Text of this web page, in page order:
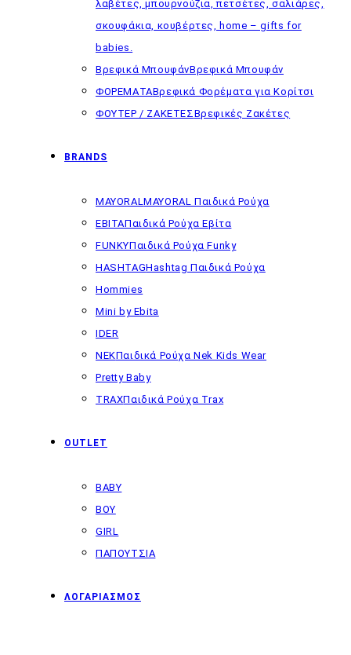
λαβέτες, μπουρνούζια, πετσέτες, σαλιάρες,
σκουφάκια, κουβέρτες, home – gifts for
babies.
Βρεφικά ΜπουφάνΒρεφικά Μπουφάν
ΦΟΡΕΜΑΤΑΒρεφικά Φορέματα για Κορίτσι
ΦΟΥΤΕΡ / ΖΑΚΕΤΕΣΒρεφικές Ζακέτες
BRANDS
MAYORALMAYORAL Παιδικά Ρούχα
EBITAΠαιδικά Ρούχα Εβίτα
FUNKYΠαιδικά Ρούχα Funky
HASHTAGHashtag Παιδικά Ρούχα
Hommies
Mini by Ebita
IDER
NEKΠαιδικά Ρούχα Nek Kids Wear
Pretty Baby
TRAXΠαιδικά Ρούχα Trax
OUTLET
BABY
BOY
GIRL
ΠΑΠΟΥΤΣΙΑ
ΛΟΓΑΡΙΑΣΜΟΣ